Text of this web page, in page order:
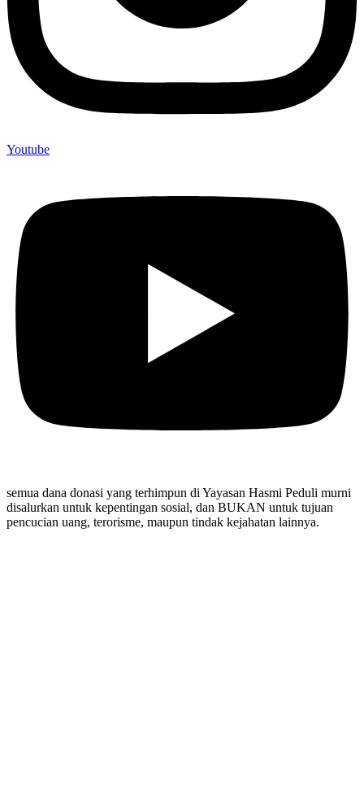
Youtube
semua dana donasi yang terhimpun di Yayasan Hasmi Peduli murni
disalurkan untuk kepentingan sosial, dan BUKAN untuk tujuan
pencucian uang, terorisme, maupun tindak kejahatan lainnya.